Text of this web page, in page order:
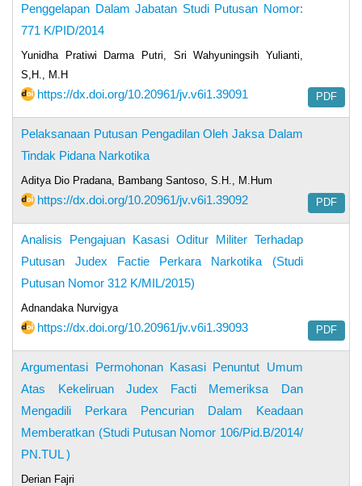
Penggelapan Dalam Jabatan Studi Putusan Nomor:
771 K/PID/2014
Yunidha Pratiwi Darma Putri, Sri Wahyuningsih Yulianti,
S,H., M.H
https://dx.doi.org/10.20961/jv.v6i1.39091 PDF
Pelaksanaan Putusan Pengadilan Oleh Jaksa Dalam
Tindak Pidana Narkotika
Aditya Dio Pradana, Bambang Santoso, S.H., M.Hum
https://dx.doi.org/10.20961/jv.v6i1.39092 PDF
Analisis Pengajuan Kasasi Oditur Militer Terhadap
Putusan Judex Factie Perkara Narkotika (Studi
Putusan Nomor 312 K/MIL/2015)
Adnandaka Nurvigya
https://dx.doi.org/10.20961/jv.v6i1.39093 PDF
Argumentasi Permohonan Kasasi Penuntut Umum
Atas Kekeliruan Judex Facti Memeriksa Dan
Mengadili Perkara Pencurian Dalam Keadaan
Memberatkan (Studi Putusan Nomor 106/Pid.B/2014/
PN.TUL )
Derian Fajri